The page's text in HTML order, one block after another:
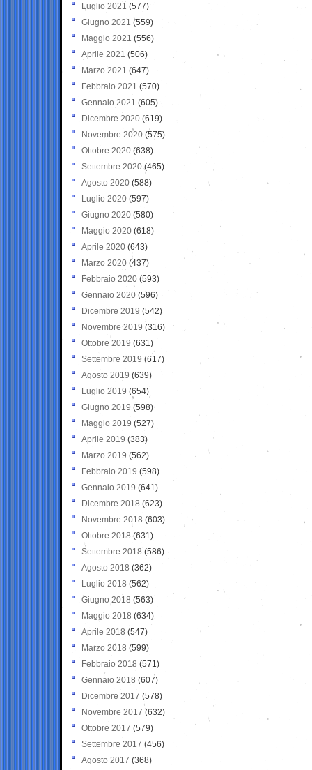
Luglio 2021 (577)
Giugno 2021(559)
Maggio 2021 (556)
Aprile 2021 (506)
Marzo 2021 (647)
Febbraio 2021 (570)
Gennaio 2021 (605)
Dicembre 2020 (619)
Novembre 2020 (575)
Ottobre 2020 (638)
Settembre 2020(465)
Agosto 2020 (588)
Luglio 2020 (597)
Giugno 2020 (580)
Maggio 2020 (618)
Aprile 2020 (643)
Marzo 2020 (437)
Febbraio 2020 (593)
Gennaio 2020 (596)
Dicembre 2019 (542)
Novembre 2019 (316)
Ottobre 2019 (631)
Settembre 2019 (617)
Agosto 2019 (639)
Luglio 2019 (654)
Giugno 2019 (598)
Maggio 2019 (527)
Aprile 2019 (383)
Marzo 2019 (562)
Febbraio 2019 (598)
Gennaio 2019 (641)
Dicembre 2018 (623)
Novembre 2018 (603)
Ottobre 2018 (631)
Settembre 2018 (586)
Agosto 2018 (362)
Luglio 2018 (562)
Giugno 2018 (563)
Maggio 2018 (634)
Aprile 2018 (547)
Marzo 2018 (599)
Febbraio 2018 (571)
Gennaio 2018 (607)
Dicembre 2017 (578)
Novembre 2017 (632)
Ottobre 2017 (579)
Settembre 2017 (456)
Agosto 2017 (368)